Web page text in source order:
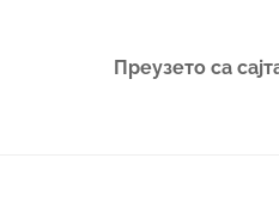
Преузето са